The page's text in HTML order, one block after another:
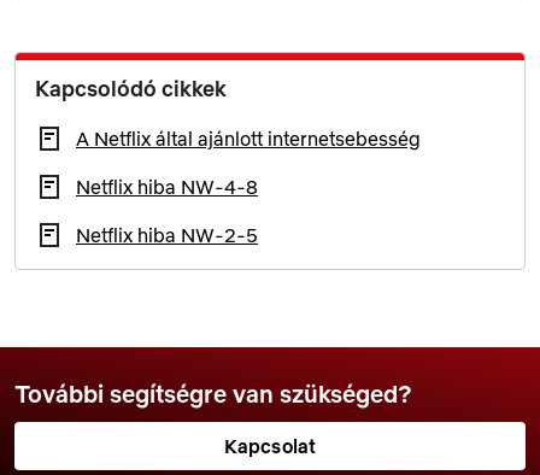
Kapcsolódó cikkek
A Netflix által ajánlott internetsebesség
Netflix hiba NW-4-8
Netflix hiba NW-2-5
További segítségre van szükséged?
Kapcsolat